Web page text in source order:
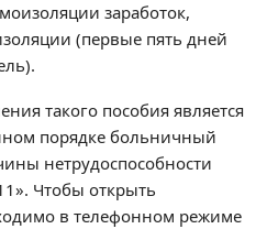
заработок,
(первые пять дней
такого пособия является
порядке больничный
нетрудоспособности
Чтобы открыть
в телефонном режиме